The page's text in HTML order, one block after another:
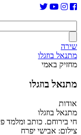
שירה
מתנאל בוזגלו
מחזיק באמי
מתנאל בוזגלו
אודות
מתנאל בוזגלו
חי בירוחם. כותב ומלמד
צילום: אבישי יפרח